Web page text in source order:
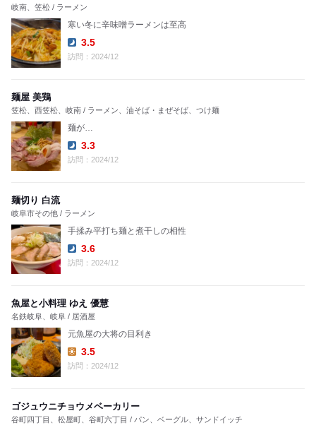
岐南、笠松 / ラーメン
寒い冬に辛味噌ラーメンは至高
Dinner:
3.5
訪問：2024/12
麺屋 美鶏
笠松、西笠松、岐南 / ラーメン、油そば・まぜそば、つけ麺
麺が…
Dinner:
3.3
訪問：2024/12
麺切り 白流
岐阜市その他 / ラーメン
手揉み平打ち麺と煮干しの相性
Dinner:
3.6
訪問：2024/12
魚屋と小料理 ゆえ 優慧
名鉄岐阜、岐阜 / 居酒屋
元魚屋の大将の目利き
Lunch:
3.5
訪問：2024/12
ゴジュウニチョウメベーカリー
谷町四丁目、松屋町、谷町六丁目 / パン、ベーグル、サンドイッチ